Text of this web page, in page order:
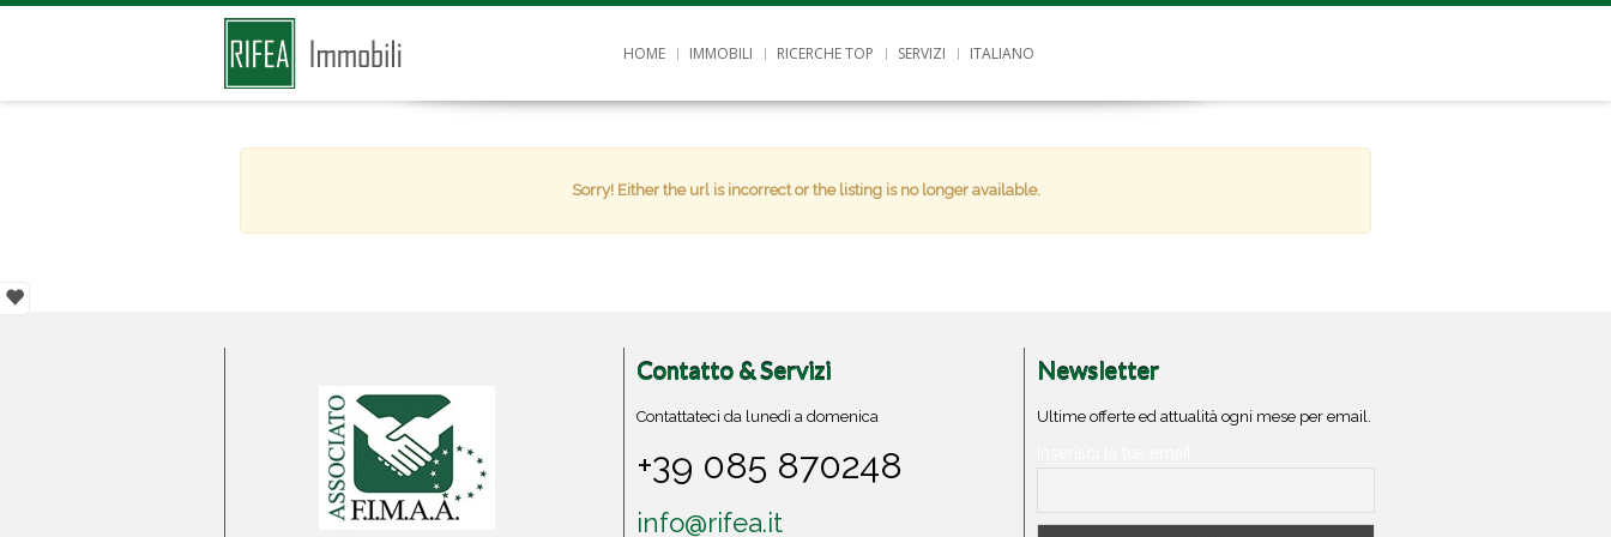
HOME IMMOBILI RICERCHE TOP SERVIZI ITALIANO
Sorry! Either the url is incorrect or the listing is no longer available.
Contatto & Servizi
Contattateci da lunedì a domenica
+39 085 870248
info@rifea.it
Newsletter
Ultime offerte ed attualità ogni mese per email.